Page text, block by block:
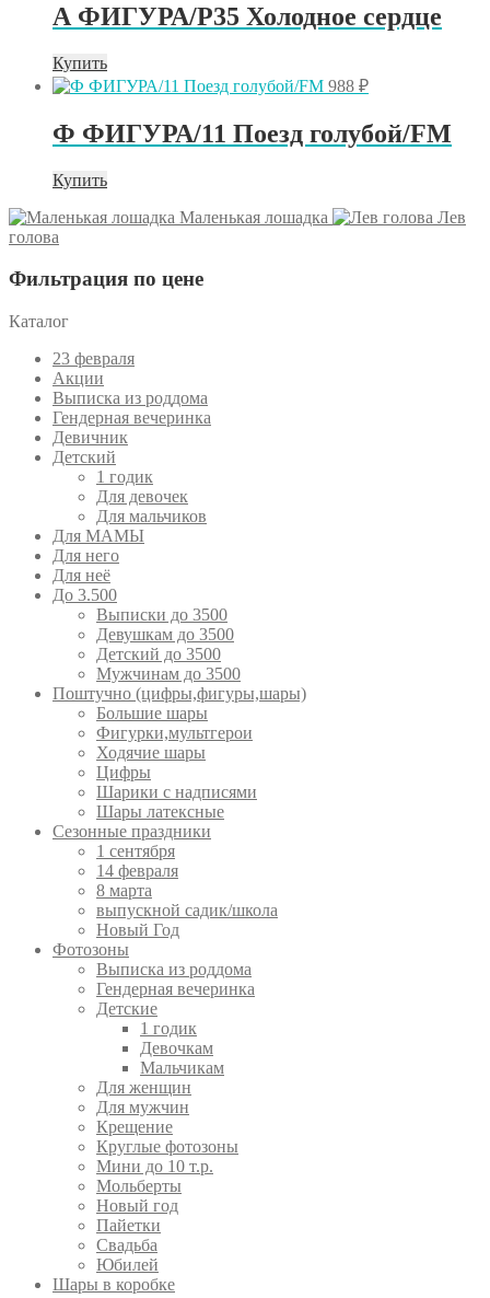
А ФИГУРА/P35 Холодное сердце
Купить
988 ₽
Ф ФИГУРА/11 Поезд голубой/FM
Купить
Маленькая лошадка
Лев
голова
Фильтрация по цене
Каталог
23 февраля
Акции
Выписка из роддома
Гендерная вечеринка
Девичник
Детский
1 годик
Для девочек
Для мальчиков
Для МАМЫ
Для него
Для неё
До 3.500
Выписки до 3500
Девушкам до 3500
Детский до 3500
Мужчинам до 3500
Поштучно (цифры,фигуры,шары)
Большие шары
Фигурки,мультгерои
Ходячие шары
Цифры
Шарики с надписями
Шары латексные
Сезонные праздники
1 сентября
14 февраля
8 марта
выпускной садик/школа
Новый Год
Фотозоны
Выписка из роддома
Гендерная вечеринка
Детские
1 годик
Девочкам
Мальчикам
Для женщин
Для мужчин
Крещение
Круглые фотозоны
Мини до 10 т.р.
Мольберты
Новый год
Пайетки
Свадьба
Юбилей
Шары в коробке